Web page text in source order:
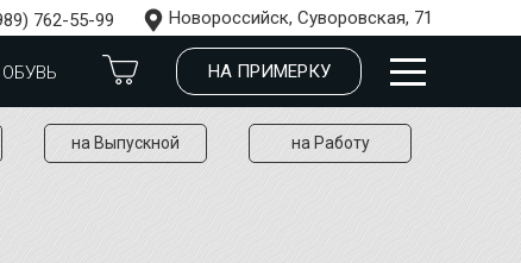
Новороссийск, Суворовская, 71
762-55-99
ОБУВЬ НА ПРИМЕРКУ
на Выпускной на Работу